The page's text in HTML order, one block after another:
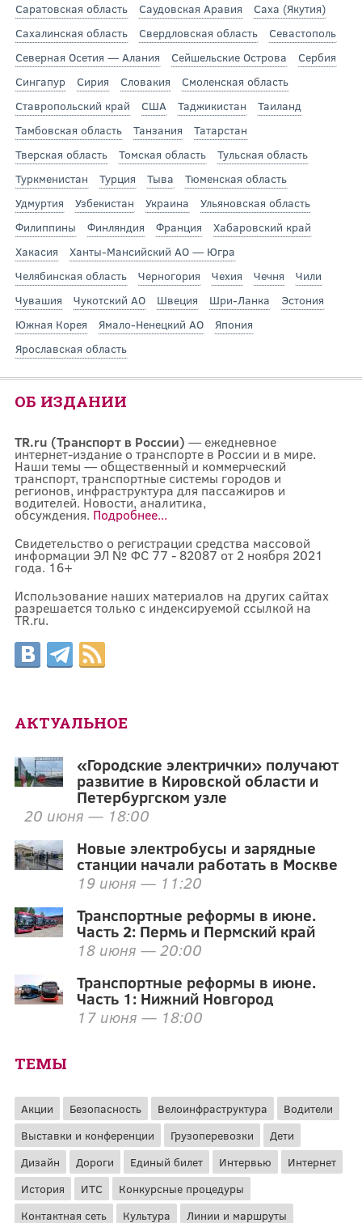
Саратовская область
Саудовская Аравия
Саха (Якутия)
Сахалинская область
Свердловская область
Севастополь
Северная Осетия — Алания
Сейшельские Острова
Сербия
Сингапур
Сирия Словакия
Смоленская область
Ставропольский край
США Таджикистан
Таиланд
Тамбовская область
Танзания
Татарстан
Тверская область
Томская область
Тульская область
Туркменистан
Турция Тыва
Тюменская область
Удмуртия
Узбекистан Украина
Ульяновская область
Филиппины
Финляндия Франция
Хабаровский край
Хакасия
Ханты-Мансийский АО — Югра
Челябинская область
Черногория Чехия Чечня
Чили
Чувашия
Чукотский АО Швеция Шри-Ланка
Эстония
Южная Корея
Ямало-Ненецкий АО
Япония
Ярославская область
ОБ ИЗДАНИИ
TR.ru (Транспорт в России) — ежедневное
интернет-издание о транспорте в России и в мире.
Наши темы — общественный и коммерческий
транспорт, транспортные системы городов и
регионов, инфраструктура для пассажиров и
водителей. Новости, аналитика,
обсуждения. Подробнее...
Свидетельство о регистрации средства массовой
информации ЭЛ № ФС 77 - 82087 от 2 ноября 2021
года. 16+
Использование наших материалов на других сайтах
разрешается только с индексируемой ссылкой на
TR.ru.
АКТУАЛЬНОЕ
«Городские электрички» получают
развитие в Кировской области и
Петербургском узле
20 июня — 18:00
Новые электробусы и зарядные
станции начали работать в Москве
19 июня — 11:20
Транспортные реформы в июне.
Часть 2: Пермь и Пермский край
18 июня — 20:00
Транспортные реформы в июне.
Часть 1: Нижний Новгород
17 июня — 18:00
ТЕМЫ
Акции Безопасность Велоинфраструктура
Водители
Выставки и конференции
Грузоперевозки
Дети
Дизайн
Дороги Единый билет Интервью
Интернет
История
ИТС
Конкурсные процедуры
Контактная сеть
Культура Линии и маршруты